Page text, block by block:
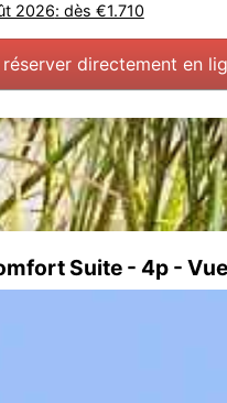
2026: dès €1.710
directement en
Suite - 4p -